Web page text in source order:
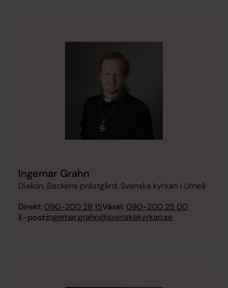
Ingemar Grahn
Diakon, Backens prästgård, Svenska kyrkan i Umeå
Direkt: 090-200 28 15Växel: 090-200 25 00
E-post:ingemar.grahn@svenskakyrkan.se